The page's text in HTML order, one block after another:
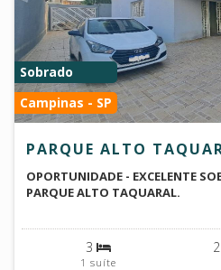
Sobrado
Campinas - SP
PARQUE ALTO
OPORTUNIDADE - EXCELENTE
PARQUE ALTO TAQUARAL.
3
1 suíte
2